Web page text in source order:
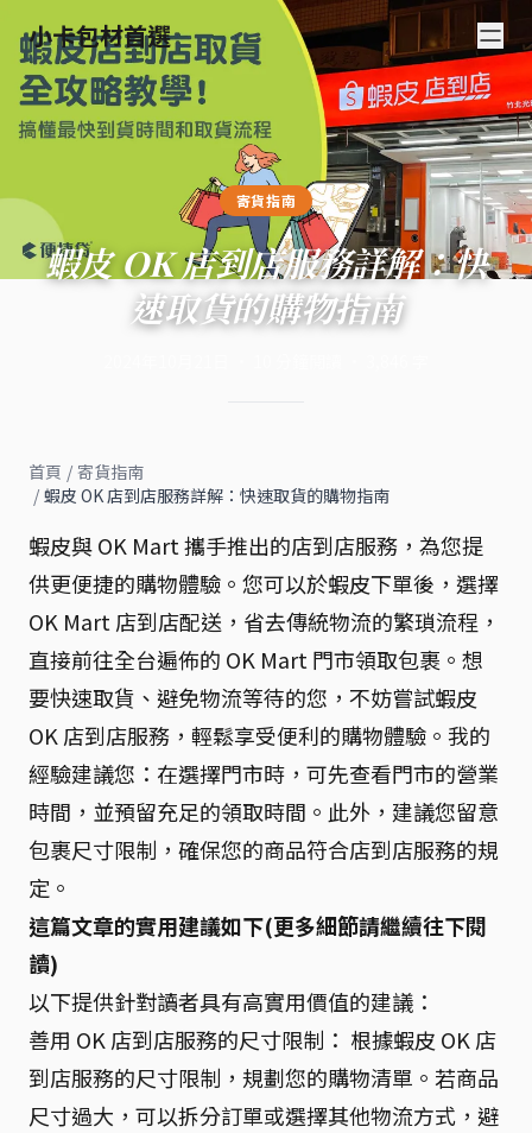
小卡包材首選
寄貨指南
蝦皮 OK 店到店服務詳解：快
速取貨的購物指南
首頁 / 寄貨指南
/ 蝦皮 OK 店到店服務詳解：快速取貨的購物指南
蝦皮與 OK Mart 攜手推出的店到店服務，為您提
供更便捷的購物體驗。您可以於蝦皮下單後，選擇
OK Mart 店到店配送，省去傳統物流的繁瑣流程，
直接前往全台遍佈的 OK Mart 門市領取包裹。想
要快速取貨、避免物流等待的您，不妨嘗試蝦皮
OK 店到店服務，輕鬆享受便利的購物體驗。我的
經驗建議您：在選擇門市時，可先查看門市的營業
時間，並預留充足的領取時間。此外，建議您留意
包裹尺寸限制，確保您的商品符合店到店服務的規
定。
這篇文章的實用建議如下(更多細節請繼續往下閱
讀)
以下提供針對讀者具有高實用價值的建議：
善用 OK 店到店服務的尺寸限制： 根據蝦皮 OK 店
到店服務的尺寸限制，規劃您的購物清單。若商品
尺寸過大，可以拆分訂單或選擇其他物流方式，避